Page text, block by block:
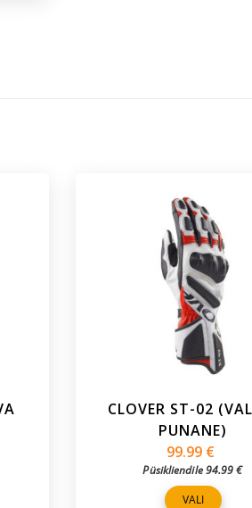
CLOVER ST-02
PUNANE)
99.99 €
Püsikliendile94.99€
VALI